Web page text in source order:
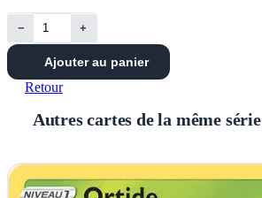
− +
Ajouter au panier
Retour
Autres cartes de la même série